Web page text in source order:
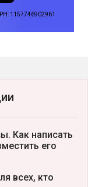
1157746902961
Как написать
его
всех, кто